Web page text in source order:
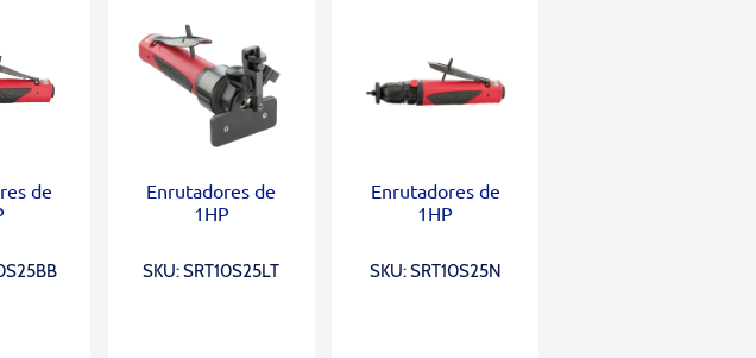
de
Enrutadores de
1HP
SKU: SRT10S25LT
Enrutadores de
1HP
SKU: SRT10S25N